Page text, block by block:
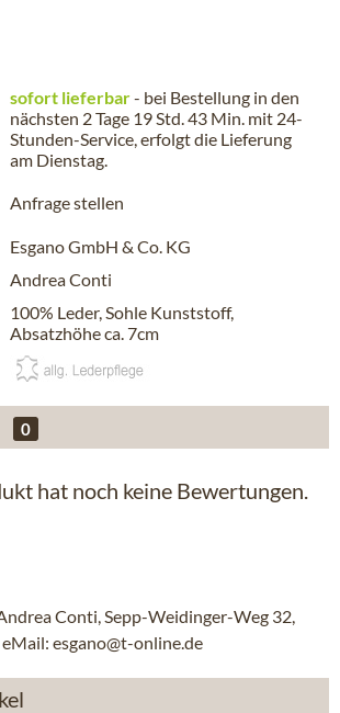
sofort lieferbar- bei Bestellung in den
nächsten 2 Tage 19 Std. 43 Min. mit 24-
Stunden-Service, erfolgt die Lieferung
am Dienstag.
Anfrage stellen
Esgano GmbH & Co. KG
Andrea Conti
100% Leder, Sohle Kunststoff,
Absatzhöhe ca. 7cm
0
hat noch keine Bewertungen.
Conti, Sepp-Weidinger-Weg 32,
esgano@t-online.de